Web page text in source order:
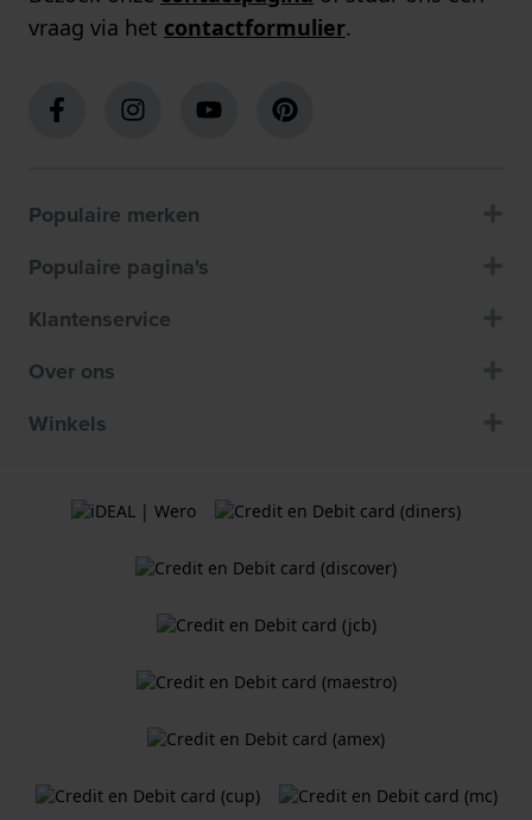
vraag via het contactformulier.
Populaire merken
Populaire pagina's
Klantenservice
Over ons
Winkels